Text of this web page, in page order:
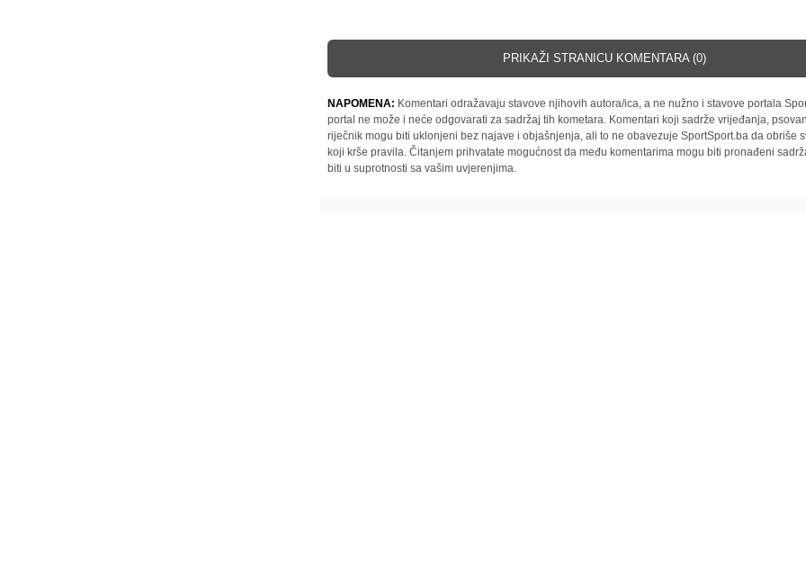
PRIKAŽI STRANICU KOMENTARA (0)
NAPOMENA: Komentari odražavaju stavove njihovih autora/ica, a ne nužno i stavove portala
portal ne može i neće odgovarati za sadržaj tih kometara. Komentari koji sadrže vrijeđanja,
riječnik mogu biti uklonjeni bez najave i objašnjenja, ali to ne obavezuje SportSport.ba da obriše
koji krše pravila. Čitanjem prihvatate mogućnost da među komentarima mogu biti pronađeni
biti u suprotnosti sa vašim uvjerenjima.